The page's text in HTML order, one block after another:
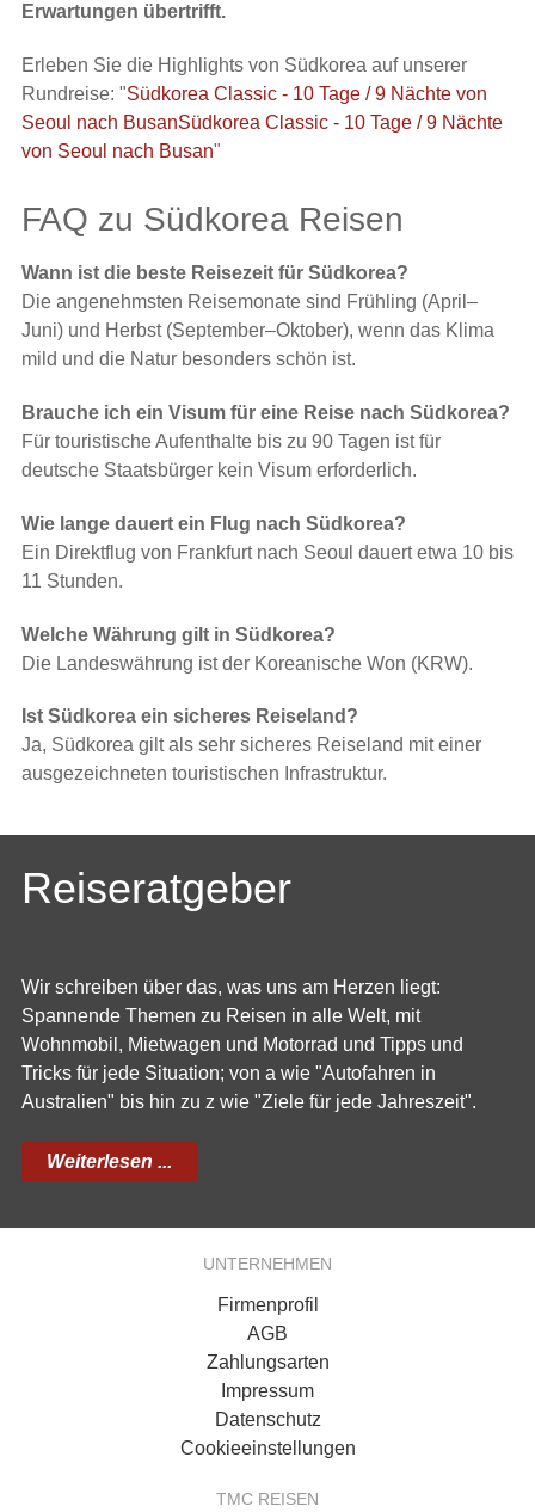
Erwartungen übertrifft.
Erleben Sie die Highlights von Südkorea auf unserer
Rundreise: "Südkorea Classic - 10 Tage / 9 Nächte von
Seoul nach BusanSüdkorea Classic - 10 Tage / 9 Nächte
von Seoul nach Busan"
FAQ zu Südkorea Reisen
Wann ist die beste Reisezeit für Südkorea?
Die angenehmsten Reisemonate sind Frühling (April–
Juni) und Herbst (September–Oktober), wenn das Klima
mild und die Natur besonders schön ist.
Brauche ich ein Visum für eine Reise nach Südkorea?
Für touristische Aufenthalte bis zu 90 Tagen ist für
deutsche Staatsbürger kein Visum erforderlich.
Wie lange dauert ein Flug nach Südkorea?
Ein Direktflug von Frankfurt nach Seoul dauert etwa 10 bis
11 Stunden.
Welche Währung gilt in Südkorea?
Die Landeswährung ist der Koreanische Won (KRW).
Ist Südkorea ein sicheres Reiseland?
Ja, Südkorea gilt als sehr sicheres Reiseland mit einer
ausgezeichneten touristischen Infrastruktur.
Reiseratgeber
Wir schreiben über das, was uns am Herzen liegt:
Spannende Themen zu Reisen in alle Welt, mit
Wohnmobil, Mietwagen und Motorrad und Tipps und
Tricks für jede Situation; von a wie "Autofahren in
Australien" bis hin zu z wie "Ziele für jede Jahreszeit".
Weiterlesen ...
UNTERNEHMEN
Firmenprofil
AGB
Zahlungsarten
Impressum
Datenschutz
Cookieeinstellungen
TMC REISEN